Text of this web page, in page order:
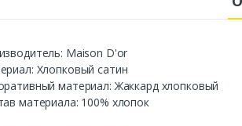
Maison D'or
Хлопковый сатин
материал: Жаккард хлопковый
материала: 100% хлопок